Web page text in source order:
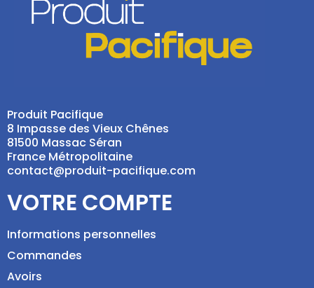
Produit Pacifique
8 Impasse des Vieux Chênes
81500 Massac Séran
France Métropolitaine
contact@produit-pacifique.com
VOTRE COMPTE
Informations personnelles
Commandes
Avoirs